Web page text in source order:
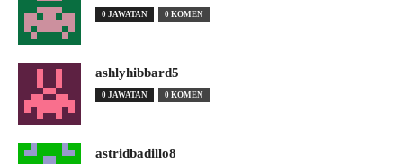
0 JAWATAN 0 KOMEN
ashlyhibbard5
0 JAWATAN 0 KOMEN
astridbadillo8